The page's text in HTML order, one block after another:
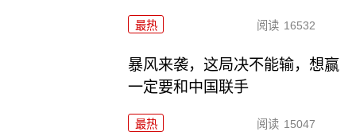
最热 阅读 16532
暴风来袭，这局决不能输，想赢
一定要和中国联手
最热 阅读 15047